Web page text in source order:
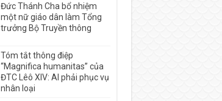
Đức Thánh Cha bổ nhiệm
một nữ giáo dân làm Tổng
trưởng Bộ Truyền thông
Tóm tắt thông điệp
“Magnifica humanitas” của
ĐTC Lêô XIV: AI phải phục vụ
nhân loại